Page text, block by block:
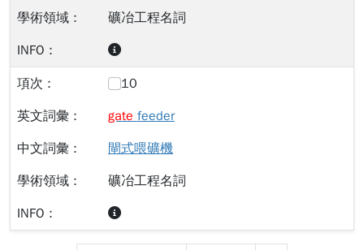
礦冶工程名詞
10
gate feeder
閘式喂礦機
礦冶工程名詞